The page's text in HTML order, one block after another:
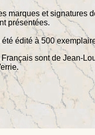
marques et signatures
présentées.
édité à 500
sont de Jean-